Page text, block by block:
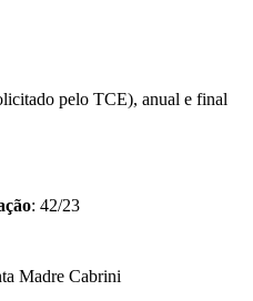
pelo TCE), anual e final
: 42/23
Madre Cabrini